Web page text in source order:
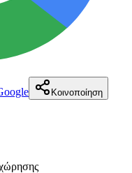
Κοινοποίηση